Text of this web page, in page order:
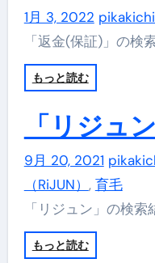
1月 3, 2022
「返金(保証)」の
もっと読む
「リジュ
9月 20, 2021
（RiJUN） , 育毛
「リジュン」の検
もっと読む